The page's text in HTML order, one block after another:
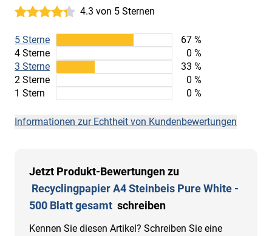
4.3 von 5 Sternen
5 Sterne
67 %
4 Sterne
0 %
3 Sterne
33 %
2 Sterne
0 %
1 Stern
0 %
Informationen zur Echtheit von Kundenbewertungen
Jetzt Produkt-Bewertungen zu
Recyclingpapier A4 Steinbeis Pure White -
500 Blatt gesamt schreiben
Kennen Sie diesen Artikel? Schreiben Sie eine